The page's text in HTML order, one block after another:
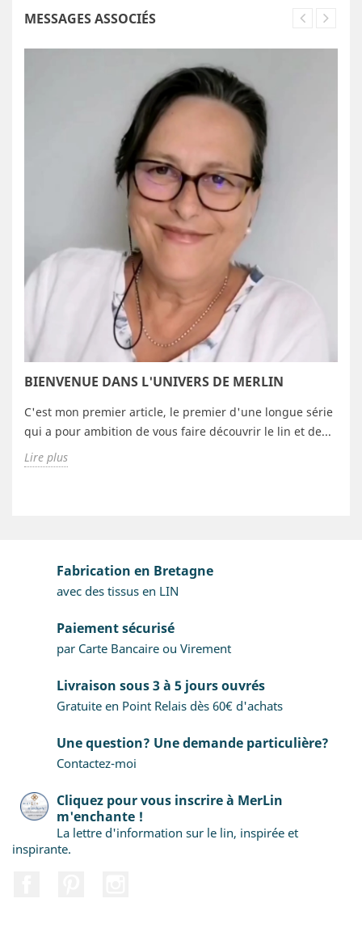
MESSAGES ASSOCIÉS
BIENVENUE DANS L'UNIVERS DE MERLIN
C'est mon premier article, le premier d'une longue série
qui a pour ambition de vous faire découvrir le lin et de...
Lire plus
Fabrication en Bretagne
avec des tissus en LIN
Paiement sécurisé
par Carte Bancaire ou Virement
Livraison sous 3 à 5 jours ouvrés
Gratuite en Point Relais dès 60€ d'achats
Une question? Une demande particulière?
Contactez-moi
Cliquez pour vous inscrire à MerLin
m'enchante !
La lettre d'information sur le lin, inspirée et
inspirante.